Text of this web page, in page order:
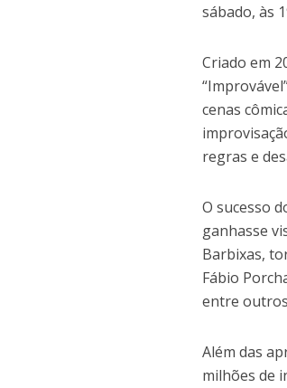
sábado, às
Criado em
cenas
regras e
O sucesso
ganhasse
Barbixas,
Fábio
entre
Além das
milhões de